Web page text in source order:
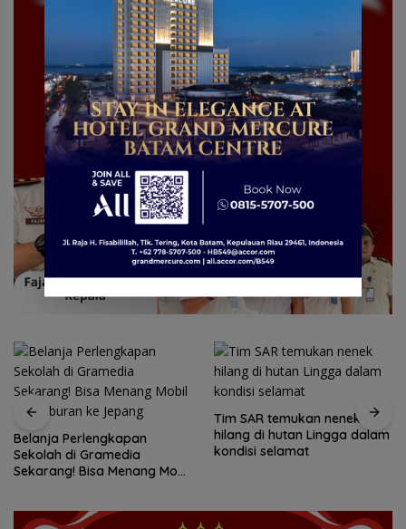
Belanja Perlengkapan
Sekolah di Gramedia
Sekarang! Bisa Menang Mobil
Tim SAR temukan nenek
hilang di hutan Lingga dalam
kondisi selamat